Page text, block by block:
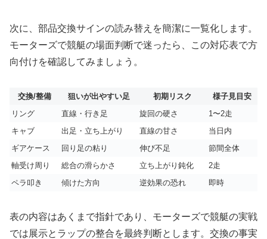
次に、部品交換サインの読み替えを簡潔に一覧化します。
モーターズで競艇の場面判断で迷ったら、この対応表で方
向付けを確認してみましょう。
交換/整備 狙いが出やすい足 初期リスク
様子見目安
リング
直線・行き足 旋回の硬さ
1〜2走
キャブ
出足・立ち上がり 直線の甘さ
当日内
ギアケース
回り足の粘り 伸び不足
節間全体
軸受け周り
総合の滑らかさ 立ち上がり鈍化
2走
ペラ叩き
傾けた方向 逆効果の恐れ 即時
表の内容はあくまで指針であり、モーターズで競艇の実戦
では展示とラップの整合を最終判断とします。交換の事実